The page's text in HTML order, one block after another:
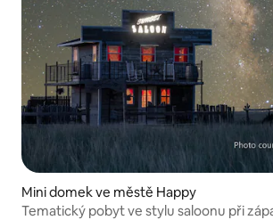
Mini domek ve městě Happy
Tematický pobyt ve stylu saloonu při